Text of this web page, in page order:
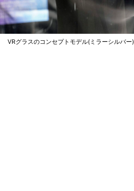
VRグラスのコンセプトモデル(ミラーシルバー)